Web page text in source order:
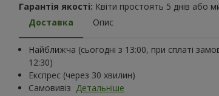
Гарантія якості: Квіти простоять 5 днів або
Доставка
Опис
Найближча (сьогодні з 13:00, при сплаті
12:30)
Експрес (через 30 хвилин)
Самовивіз Детальніше